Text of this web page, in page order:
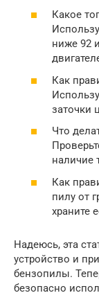
Какое
ниже 92
Как
заточки
Что
наличие
Как
пилу от
храните
Надеюсь, эта
устройство и
бензопилы.
безопасно